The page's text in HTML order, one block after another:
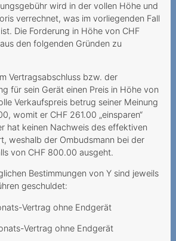
wird in der vollen Höhe und
verrechnet, was im vorliegenden Fall
Die Forderung in Höhe von CHF
den folgenden Gründen zu
Vertragsabschluss bzw. der
für sein Gerät einen Preis in Höhe von
Verkaufspreis betrug seiner Meinung
womit er CHF 261.00 „einsparen“
hat keinen Nachweis des effektiven
weshalb der Ombudsmann bei der
von CHF 800.00 ausgeht.
Bestimmungen von Y sind jeweils
geschuldet:
Vertrag ohne Endgerät
Vertrag ohne Endgerät
Herausgabe von
Verbindungsnachweisen
ohne Ermächtigung
Mieux vaut pas deux fois
qu'une
Conditions de résiliation
complexes et inflexibles
Kostspielige
Partnervermittlung
Unerwünschte
Mehrwertdienst-SMS
Promotion mit Tücke